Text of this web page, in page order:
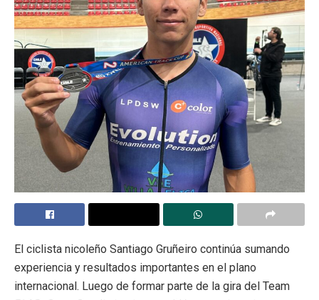
El ciclista nicoleño Santiago Gruñeiro continúa sumando
experiencia y resultados importantes en el plano
internacional. Luego de formar parte de la gira del Team